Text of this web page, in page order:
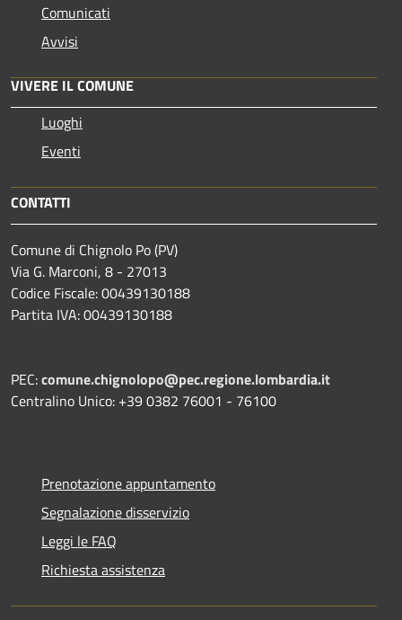
Comunicati
Avvisi
VIVERE IL COMUNE
Luoghi
Eventi
CONTATTI
Comune di Chignolo Po (PV)
Via G. Marconi, 8 - 27013
Codice Fiscale: 00439130188
Partita IVA: 00439130188
PEC:comune.chignolopo@pec.regione.lombardia.it
Centralino Unico: +39 0382 76001 - 76100
Prenotazione appuntamento
Segnalazione disservizio
Leggi le FAQ
Richiesta assistenza